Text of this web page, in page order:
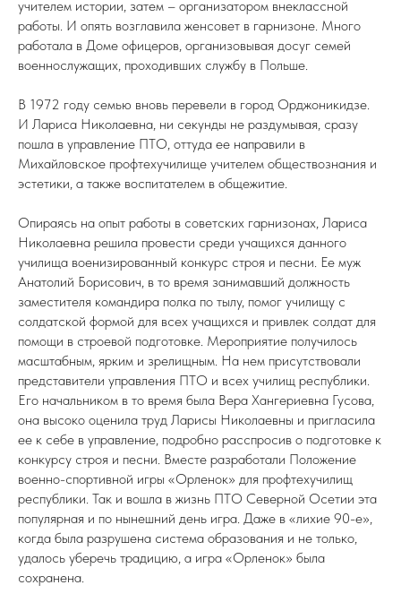
учителем истории, затем – организатором внеклассной
работы. И опять возглавила женсовет в гарнизоне. Много
работала в Доме офицеров, организовывая досуг семей
военнослужащих, проходивших службу в Польше.
В 1972 году семью вновь перевели в город Орджоникидзе.
И Лариса Николаевна, ни секунды не раздумывая, сразу
пошла в управление ПТО, оттуда ее направили в
Михайловское профтехучилище учителем обществознания и
эстетики, а также воспитателем в общежитие.
Опираясь на опыт работы в советских гарнизонах, Лариса
Николаевна решила провести среди учащихся данного
училища военизированный конкурс строя и песни. Ее муж
Анатолий Борисович, в то время занимавший должность
заместителя командира полка по тылу, помог училищу с
солдатской формой для всех учащихся и привлек солдат для
помощи в строевой подготовке. Мероприятие получилось
масштабным, ярким и зрелищным. На нем присутствовали
представители управления ПТО и всех училищ республики.
Его начальником в то время была Вера Хангериевна Гусова,
она высоко оценила труд Ларисы Николаевны и пригласила
ее к себе в управление, подробно расспросив о подготовке к
конкурсу строя и песни. Вместе разработали Положение
военно-спортивной игры «Орленок» для профтехучилищ
республики. Так и вошла в жизнь ПТО Северной Осетии эта
популярная и по нынешний день игра. Даже в «лихие 90-е»,
когда была разрушена система образования и не только,
удалось уберечь традицию, а игра «Орленок» была
сохранена.